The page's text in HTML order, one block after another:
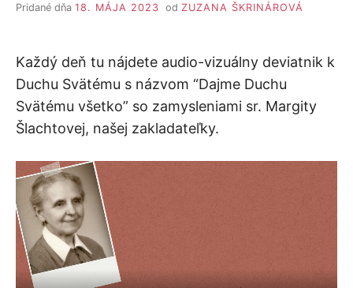
Pridané dňa 18. MÁJA 2023 od ZUZANA ŠKRINÁROVÁ
Každý deň tu nájdete audio-vizuálny deviatnik k
Duchu Svätému s názvom “Dajme Duchu
Svätému všetko” so zamysleniami sr. Margity
Šlachtovej, našej zakladateľky.